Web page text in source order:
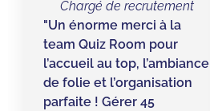
Chargé de recrutement
"Un énorme merci à la
team Quiz Room pour
l’accueil au top, l’ambiance
de folie et l’organisation
parfaite ! Gérer 45